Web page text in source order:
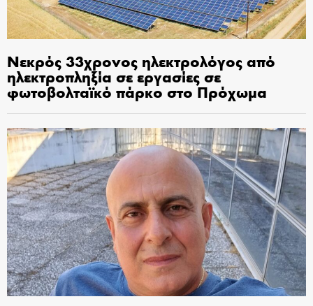
Νεκρός 33χρονος ηλεκτρολόγος από
ηλεκτροπληξία σε εργασίες σε
φωτοβολταϊκό πάρκο στο Πρόχωμα